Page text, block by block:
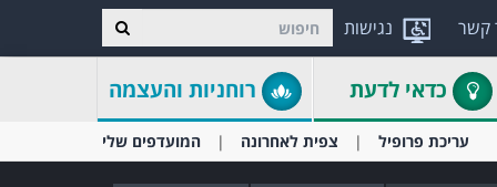
נגישות קשר
כדאי לדעת רוחניות והעצמה
עריכת פרופיל צפית לאחרונה המועדפים שלי